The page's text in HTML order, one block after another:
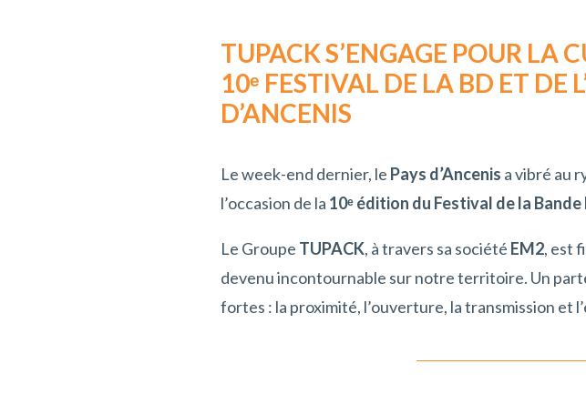
TUPACK S’ENGAGE POUR LA
10ᵉ FESTIVAL DE LA BD ET DE
D’ANCENIS
Le week-end dernier, le Pays d’Ancenis a vibré au
l’occasion de la 10ᵉédition du Festival de la
Le Groupe TUPACK, à travers sa société EM2, est
devenu incontournable sur notre territoire. Un
fortes : la proximité, l’ouverture, la transmission et